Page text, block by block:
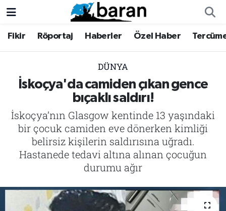
Fikir Röportaj Haberler Özel Haber
DÜNYA
İskoçya'da camiden çıkan gence
bıçaklı saldırı!
İskoçya’nın Glasgow kentinde 13 yaşındaki
bir çocuk camiden eve dönerken kimliği
belirsiz kişilerin saldırısına uğradı.
Hastanede tedavi altına alınan çocuğun
durumu ağır
Fikir
Haberler
Özel Haber
Tercüme
Büyük Doğu-İbda
Fikir
Haberler
Özel Haber
Tercüme
Büyük Doğu-İbda
Nöbetçi Eczaneler
Trafik Durumu
Süper Lig Puan Durumu ve Fikstür
Tüm Manşetler
Son Dakika Haberleri
Haber Arşivi